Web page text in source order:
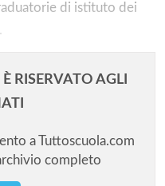
di istituto dei
RISERVATO AGLI
a Tuttoscuola.com
completo